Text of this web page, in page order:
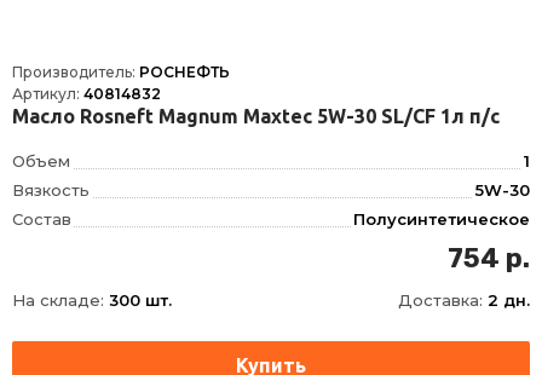
Производитель: РОСНЕФТЬ
Артикул: 40814832
Масло Rosneft Magnum Maxtec 5W-30 SL/CF 1л п/с
Объем
1
Вязкость
5W-30
Состав
Полусинтетическое
CF, SL
754 р.
На складе: 300 шт. Доставка: 2 дн.